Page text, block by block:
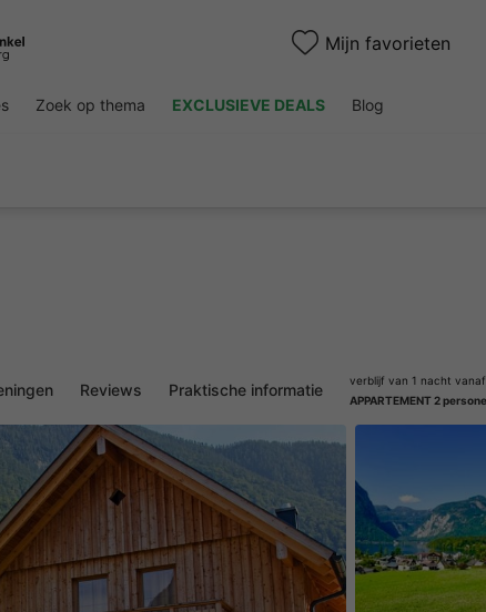
Mijn favorieten
Zoek op thema EXCLUSIEVE DEALS Blog
Reviews Praktische informatie
verblijf van 1 nacht vanaf